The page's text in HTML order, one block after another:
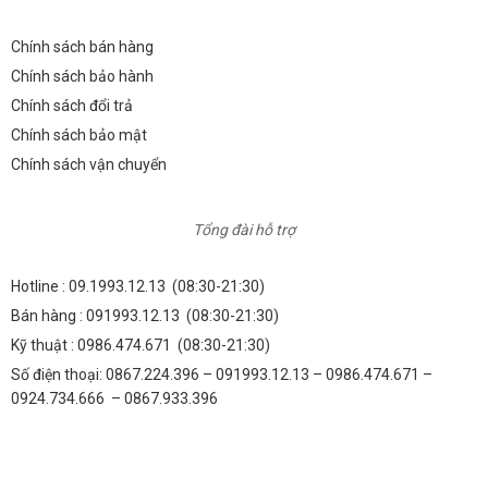
Chính sách bán hàng
Chính sách bảo hành
Chính sách đổi trả
Chính sách bảo mật
Chính sách vận chuyển
Tổng đài hỗ trợ
Hotline : 09.1993.12.13 (08:30-21:30)
Bán hàng : 091993.12.13 (08:30-21:30)
Kỹ thuật : 0986.474.671 (08:30-21:30)
Số điện thoại: 0867.224.396 – 091993.12.13 – 0986.474.671 –
0924.734.666 – 0867.933.396